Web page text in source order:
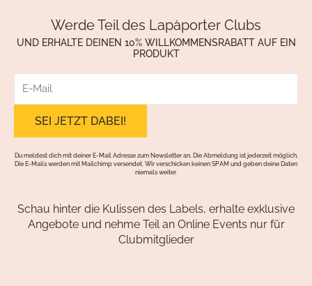
Werde Teil des Lapàporter Clubs
UND ERHALTE DEINEN 10% WILLKOMMENSRABATT AUF EIN
PRODUKT
Mail
Du meldest dich mit deiner E-Mail Adresse zum Newsletter an. Die Abmeldung ist jederzeit möglich.
Die E-Mails werden mit Mailchimp versendet. Wir verschicken keinen SPAM und geben deine Daten
niemals weiter.
Schau hinter die Kulissen des Labels, erhalte exklusive
Angebote und nehme Teil an Online Events nur für
Clubmitglieder